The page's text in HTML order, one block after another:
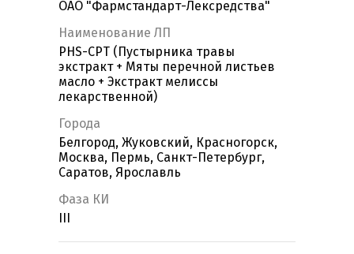
ОАО "Фармстандарт-Лексредства"
Наименование ЛП
PHS-CPT (Пустырника травы
экстракт + Мяты перечной листьев
масло + Экстракт мелиссы
лекарственной)
Города
Белгород, Жуковский, Красногорск,
Москва, Пермь, Санкт-Петербург,
Саратов, Ярославль
Фаза КИ